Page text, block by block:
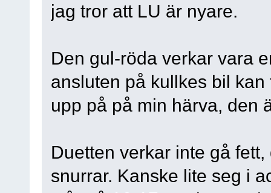
jag tror att LU är nyare.
Den gul-röda verkar vara
ansluten på kullkes bil
upp på på min härva, den
Duetten verkar inte gå
snurrar. Kanske lite seg i